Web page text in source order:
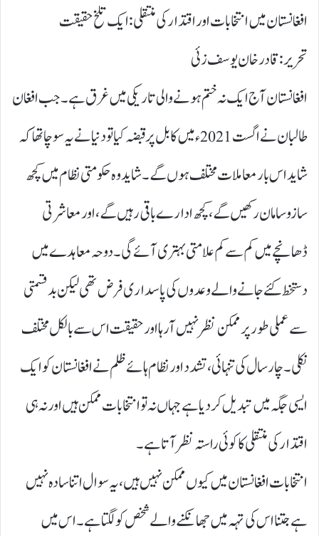
افغانستان میں انتخابات اور اقتدار کی منتقلی: ایک تلخ حقیقت
تحریر : قادر خان یوسف زئی
افغانستان آج ایک نہ ختم ہونے والی تاریکی میں غرق ہے۔ جب افغان
طالبان نے اگست 2021ء میں کابل پر قبضہ کیا تو دنیا نے یہ سوچا تھا کہ
شاید اس بار معاملات مختلف ہوں گے۔ شاید وہ حکومتی نظام میں کچھ
سازوسامان رکھیں گے، کچھ ادارے باقی رہیں گے، اور معاشرتی
ڈھانچے میں کم سے کم علامتی بہتری آئے گی۔ دوحہ معاہدے میں
دستخط کئے جانے والے وعدوں کی پاسدار ی فرض تھی لیکن بدقسمتی
سے عملی طور پر ممکن نظر نہیں آرہا اور حقیقت اس سے بالکل مختلف
نکلی۔ چار سال کی تنہائی، تشدد اور نظام ہائے ظلم نے افغانستان کو ایک
ایسی جگہ میں تبدیل کر دیا ہے جہاں نہ تو انتخابات ممکن ہیں اور نہ ہی
اقتدار کی منتقلی کا کوئی راستہ نظر آتا ہے۔
انتخابات افغانستان میں کیوں ممکن نہیں ہیں، یہ سوال اتنا سادہ نہیں
ہے جتنا اس کی تہہ میں جھانکنے والے شخص کو لگتا ہے۔ اس میں